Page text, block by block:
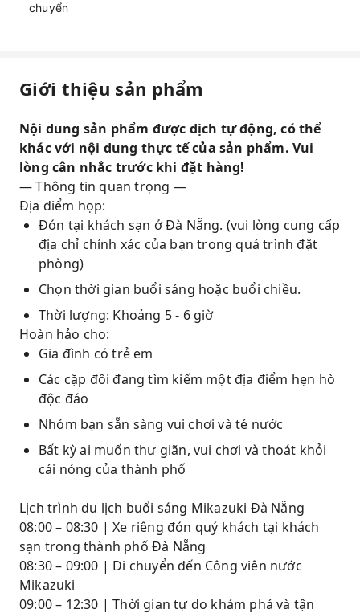
chuyển
Giới thiệu sản phẩm
Nội dung sản phẩm được dịch tự động, có thể
khác với nội dung thực tế của sản phẩm. Vui
lòng cân nhắc trước khi đặt hàng!
— Thông tin quan trọng —
Địa điểm họp:
Đón tại khách sạn ở Đà Nẵng. (vui lòng cung cấp
địa chỉ chính xác của bạn trong quá trình đặt
phòng)
Chọn thời gian buổi sáng hoặc buổi chiều.
Thời lượng: Khoảng 5 - 6 giờ
Hoàn hảo cho:
Gia đình có trẻ em
Các cặp đôi đang tìm kiếm một địa điểm hẹn hò
độc đáo
Nhóm bạn sẵn sàng vui chơi và té nước
Bất kỳ ai muốn thư giãn, vui chơi và thoát khỏi
cái nóng của thành phố
Lịch trình du lịch buổi sáng Mikazuki Đà Nẵng
08:00 – 08:30 | Xe riêng đón quý khách tại khách
sạn trong thành phố Đà Nẵng
08:30 – 09:00 | Di chuyển đến Công viên nước
Mikazuki
09:00 – 12:30 | Thời gian tự do khám phá và tận